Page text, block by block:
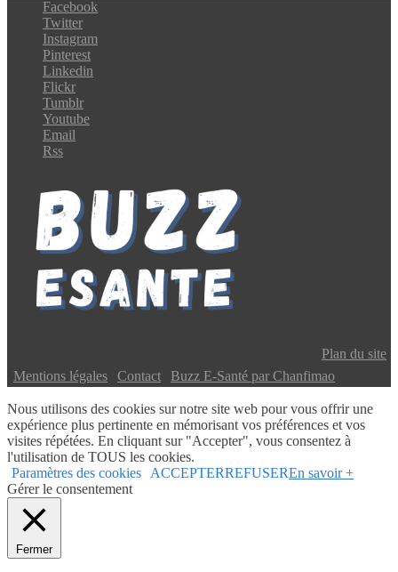
Facebook
Twitter
Instagram
Pinterest
Linkedin
Flickr
Tumblr
Youtube
Email
Rss
Plan du site
Mentions légales Contact Buzz E-Santé par Chanfimao
Nous utilisons des cookies sur notre site web pour vous offrir une
expérience plus pertinente en mémorisant vos préférences et vos
visites répétées. En cliquant sur "Accepter", vous consentez à
l'utilisation de TOUS les cookies.
Paramètres des cookies ACCEPTERREFUSEREn savoir +
Gérer le consentement
Fermer